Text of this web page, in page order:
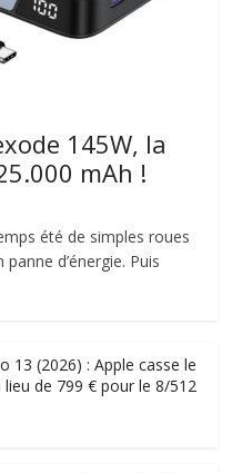
145W, la
mAh !
été de simples roues
d’énergie. Puis
13 (2026) : Apple casse le
lieu de 799 € pour le 8/512